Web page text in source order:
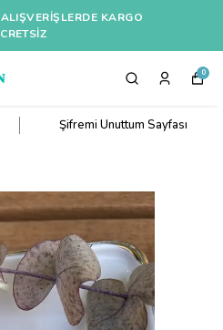
KARGO
0
Şifremi Unuttum Sayfası